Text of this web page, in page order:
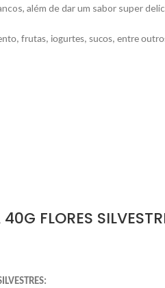
além de dar um sabor super
frutas, iogurtes, sucos, entre
FLORES